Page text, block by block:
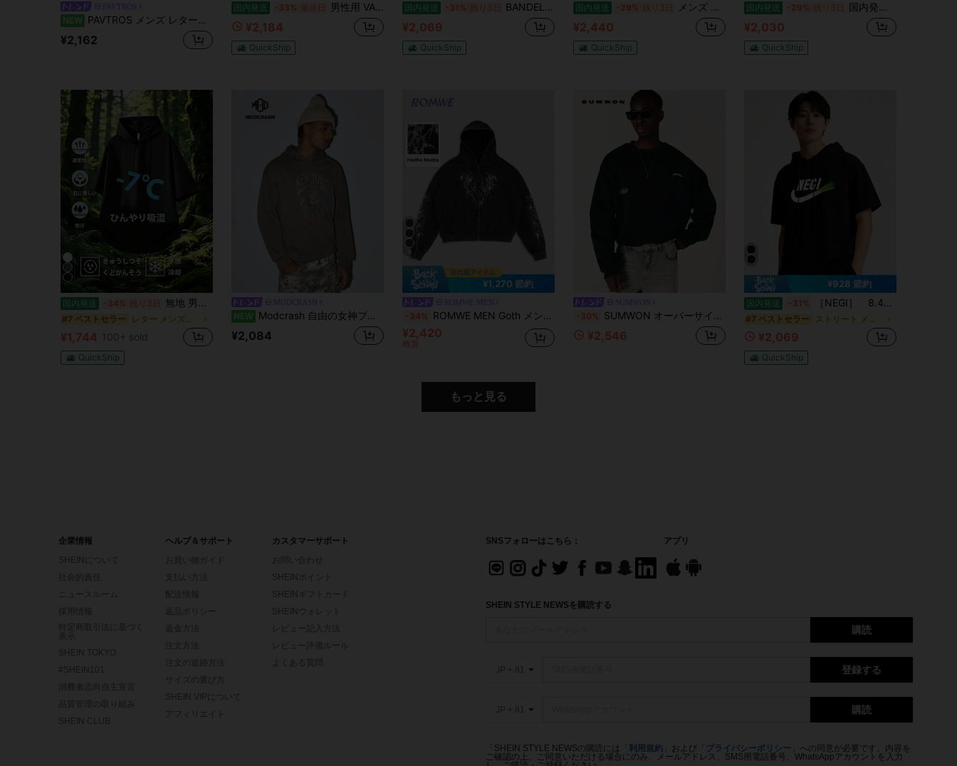
NEW PAVTROS メンズ レタープリント ファッション ポケット付き 長袖パーカー
¥2,162
国内発送 -33% 最終日 男性用 VAN レタープリント フード付きスウェットシャツ - フードとフロントポケット付きのルーズフィットスポーツスタイルプルオーバー、VAN ロゴプリント、洗濯機洗い可能なフィットネスアウトドアカジュアルウェア、オールシーズン快適なユーススウェットシャツ (デジタル熱転写プロセス)
¥2,184
QuickShip
国内発送 -31% 残り3日 BANDEL×muta Limited S/S Tee バンデル ムータ Tシャツ 半袖 ゴルフ シャツ ホワイト ブラック メンズ スポーツ 男性 女性 レディース バンデル ゴルフ【ウェア】- 2026 春夏新作 爆売れ 熱転写プリント 半袖パーカー メンズ レディース ユニセックス ロゴ オーバーサイズ ゆったり フード付き プルオーバー ストリート 韓国ファッション カジュアルトップス 大きいサイズ 通学通勤 着回し 人気売れ筋
¥2,069
QuickShip
国内発送 -29% 残り3日 メンズ オーバーサイズ フーディーTシャツ 長袖プルオーバー ブラック「BRIEFING」ロゴプリント - カジュアルストリートウェア ルーズフィットスウェットシャツ, メンズカジュアルロングスリーブ, メンズカジュアルロングスリーブ, メンズ用フード付きTシャツ, グラフィック ロングスリーブ, フード付きシャツ, メンズ用フーディシャツ, メンズ用ラウンドネック長袖, メンズ用セーターシャツ, オーバーサイズ スウェットシャツ メンズ, フード付きシャツ, メンズ用 ロングスリーブ プラスサイズ, フード付きTシャツ, メンズ用オーバーサイズセーター, メンズ用ロングスリーブシャツ, メンズ 長袖シャツ, メンズ用スウェットシャツ, メンズ用フルスリーブシャツ, 男性用ベストスウェットシャツ, メンズオフィスセーター, メンズ用フーディートップス
¥2,440
QuickShip
国内発送 -29% 残り3日 国内発送｜翌日配送｜350gの厚手メンズスウェットシャツ｜大胆なプリントとスタイリッシュなデザイン！デートにも普段着にもぴったりの、秋らしい一枚です。
¥2,030
QuickShip
国内発送 -34% 残り3日 無地 男女兼用半袖パーカー。夏用軽量タイプゆったり楽ちん、万能スポーティスタイル。速乾・吸汗・ベタつき防止素材を採用し、通気性抜群で涼しく着られます。
#7 ベストセラー
¥1,744 100+ sold
QuickShip
NEW Modcrash 自由の女神プリント カンガルーポケット ドロップショルダー パーカー メンズ 長袖トップス
¥2,084
¥1,270 節約
-34% ROMWE MEN Goth メンズ フード付き ジップアップ ポケット カジュアル 万能 デイリーウェア 長袖 スウェットシャツ
¥2,420
概算
-30% SUMWON オーバーサイズ クルーネック スウェットシャツ 胸ポケット刺繍 ロゴパッチディテール 長袖 プルオーバー トップス
¥2,546
¥928 節約
国内発送 -31% ［NEGI］ 8.4ozPKバックプリントねぎパーカー おもしろいTシャツ 面白い プレゼント おもしろ パロディ うける 飲み会 父の日 敬老の日- 2026 春夏新作 爆売れ 熱転写プリント 半袖パーカー メンズ レディース ユニセックス ロゴ オーバーサイズ ゆったり フード付き プルオーバー ストリート 韓国ファッション カジュアルトップス 大きいサイズ 通学通勤 着回し 人気売れ筋
#7 ベストセラー
¥2,069
QuickShip
もっと見る
企業情報
SHEINについて
ニュースルーム
SHEIN TOKYO
#SHEIN101
消費者志向自主宣言
品質管理の取り組み
SHEIN CLUB
ヘルプ＆サポート
お買い物ガイド
支払い方法
返品ポリシー
サイズの選び方
SHEIN VIPについて
アフィリエイト
カスタマーサポート
お問い合わせ
SHEINポイント
SHEINギフトカード
SHEINウォレット
レビュー記入方法
レビュー評価ルール
よくある質問
SNSフォローはこちら： アプリ
SHEIN STYLE NEWSを購読する
購読
JP + 81 登録する
JP + 81 購読
「SHEIN STYLE NEWSの購読には「 利用規約 」および「 プライバシーポリシー 」への同意が必要です。内容を
ご確認の上、ご同意いただける場合にのみ、メールアドレス、SMS用電話番号、WhatsAppアカウントを入力